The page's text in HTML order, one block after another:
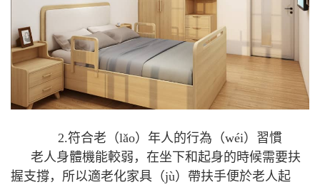
2.符合老（lǎo）年人的行為（wéi）習慣
老人身體機能較弱，在坐下和起身的時候需要扶
握支撐，所以適老化家具（jù）帶扶手便於老人起